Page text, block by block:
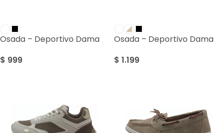
Osada – Deportivo Dama
$ 999
Osada – Deportivo Dama
$ 1.199